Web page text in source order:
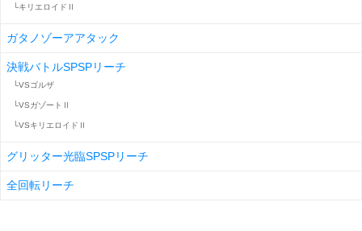
└キリエロイドⅡ
ガタノゾーアアタック
決戦バトルSPSPリーチ
└VSゴルザ
└VSガゾートⅡ
└VSキリエロイドⅡ
グリッター光臨SPSPリーチ
全回転リーチ